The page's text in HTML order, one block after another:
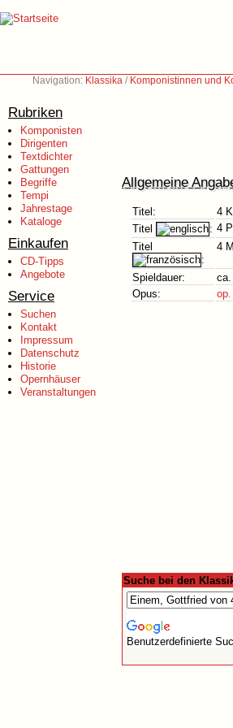
Navigation: Klassika / Komponistinnen und
Rubriken
Komponisten
Dirigenten
Textdichter
Gattungen
Begriffe
Tempi
Jahrestage
Kataloge
Einkaufen
CD-Tipps
Angebote
Service
Suchen
Kontakt
Impressum
Datenschutz
Historie
Opernhäuser
Veranstaltungen
Allgemeine
Titel:
4
Titel
: 4
Titel
:
4
Spieldauer:
ca.
Opus:
op.
Suche bei den
Benutzerdefinierte